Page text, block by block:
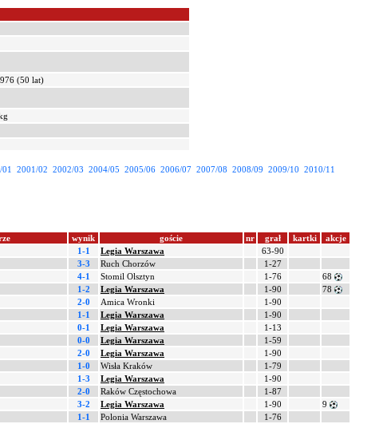
(50 lat)
2001/02 2002/03 2004/05 2005/06 2006/07 2007/08 2008/09 2009/10 2010/11
wynik goście nr grał kartki
akcje
1-1 Legia Warszawa
63-90
3-3 Ruch Chorzów
1-27
4-1 Stomil Olsztyn 1-76
68
1-2 Legia Warszawa 1-90
78
2-0 Amica Wronki
1-90
1-1 Legia Warszawa
1-90
0-1 Legia Warszawa
1-13
0-0 Legia Warszawa
1-59
2-0 Legia Warszawa
1-90
1-0 Wisła Kraków
1-79
1-3 Legia Warszawa
1-90
2-0 Raków Częstochowa
1-87
3-2 Legia Warszawa 1-90
9
1-1 Polonia Warszawa
1-76